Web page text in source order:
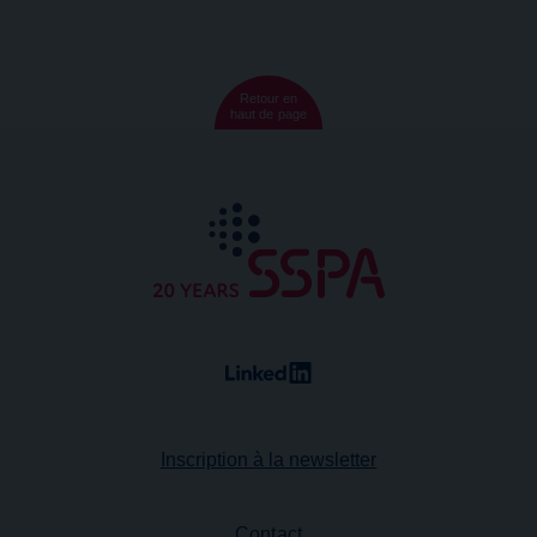
Retour en
haut de page
Inscription à la newsletter